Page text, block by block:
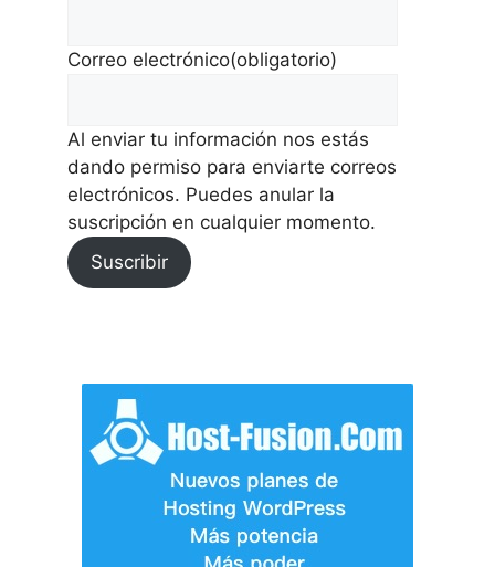
Correo electrónico(obligatorio)
Al enviar tu información nos estás
dando permiso para enviarte correos
electrónicos. Puedes anular la
suscripción en cualquier momento.
Suscribir